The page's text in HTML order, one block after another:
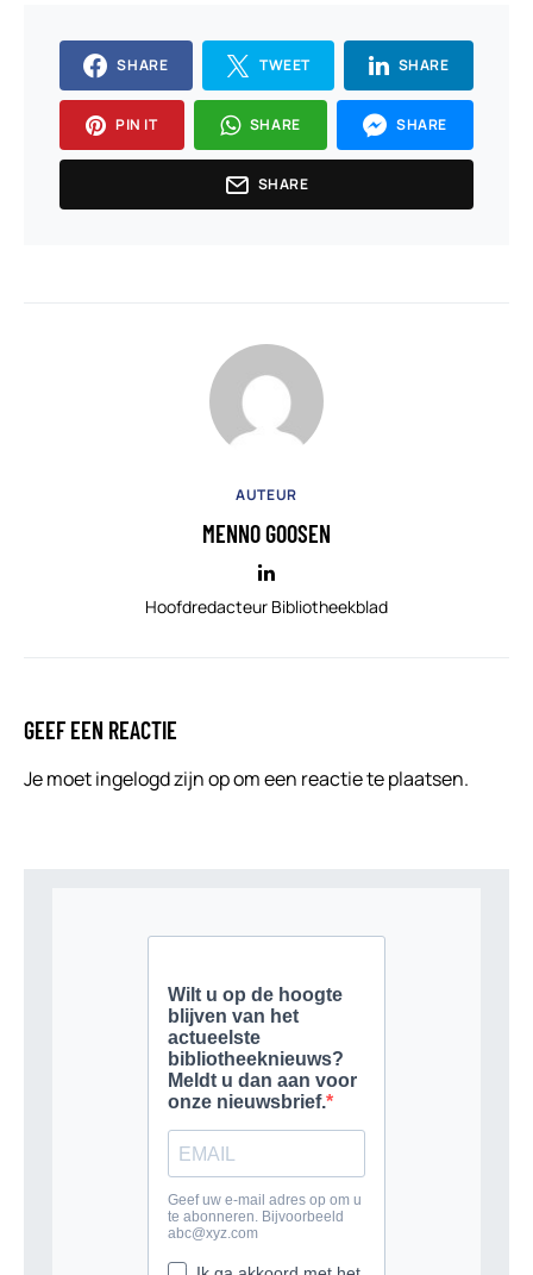
SHARE TWEET SHARE
PIN IT SHARE SHARE
SHARE
AUTEUR
MENNO GOOSEN
Hoofdredacteur Bibliotheekblad
GEEF EEN REACTIE
Je moetingelogd zijn opom een reactie te plaatsen.